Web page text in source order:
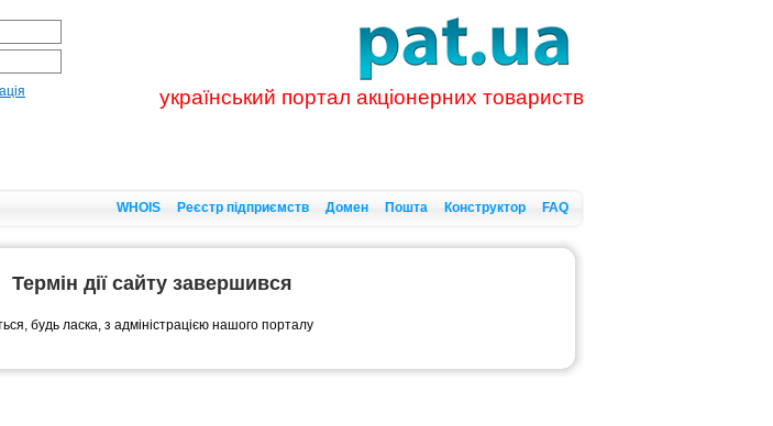
український портал акціонерних товариств
WHOIS Реєстр підприємств Домен Пошта Конструктор FAQ
Термін дії сайту завершився
будь ласка, з адміністрацією нашого порталу